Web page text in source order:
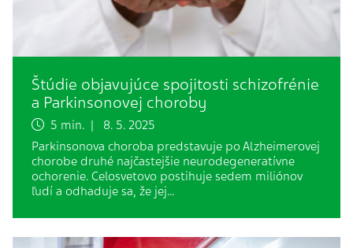
Štúdie objavujúce spojitosti schizofrénie
a Parkinsonovej choroby
5 min. | 8. 5. 2025
Parkinsonova choroba predstavuje po Alzheimerovej
chorobe druhé najčastejšie neurodegeneratívne
ochorenie. Celosvetovo postihuje sedem miliónov
ľudí a odhaduje sa, že jej…